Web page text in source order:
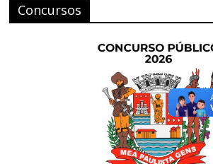
Concursos